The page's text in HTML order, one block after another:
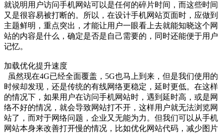
就说明用户访问手机网站可以是任何的碎片时间，而这些时间
又是很容易被打断的。所以，在设计手机网站页面时，应做到
主题鲜明，重点突出，才能让用户一眼看上去就能知晓这个网
站的内容是什么，确定是否是自己需要的，同时还能便于用户
记忆。
加载优化提升速度
虽然现在4G已经全面覆盖，5G也马上到来，但是我们使用的
时候却发现，还是传统的有线网络更稳定，延时更低。在这样
的情况下，如果用户在访问手机网站时，遇到延时高，或是网
络不好的情况，就会导致网站打不开，这样用户就无法浏览网
站了，而对于网络问题，企业又无能为力。但我们可以从手机
网站本身来改善打开慢的情况，比如优化网站代码，减少图片